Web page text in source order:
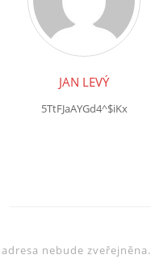
JAN LEVÝ
5TtFJaAYGd4^$iKx
nebude zveřejněna.